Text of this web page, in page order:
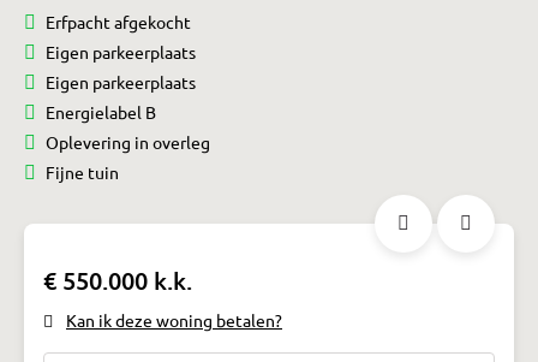
Erfpacht afgekocht
Eigen parkeerplaats
Eigen parkeerplaats
Energielabel B
Oplevering in overleg
Fijne tuin
€ 550.000 k.k.
Kan ik deze woning betalen?